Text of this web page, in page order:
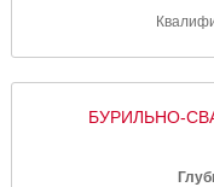
БУРИЛЬНО-